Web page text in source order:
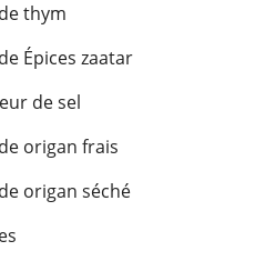
thym
Épices zaatar
de sel
origan frais
origan séché